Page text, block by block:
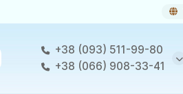
+38 (093) 511-99-80
+38 (066) 908-33-41